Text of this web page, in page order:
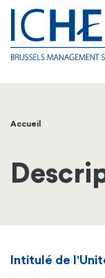
Fil
Accueil
Intitulé de